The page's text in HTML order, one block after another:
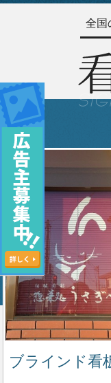
全国
ブラインド看